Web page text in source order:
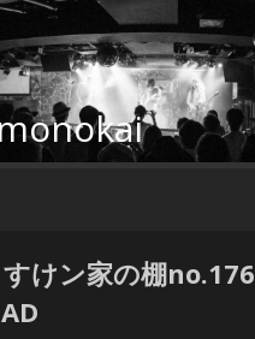
けン家の棚no.176